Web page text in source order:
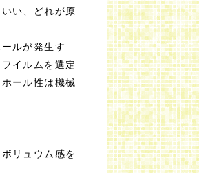
い、どれが原
ルが発生す
イルムを選定
ール性は機械
リュウム感を